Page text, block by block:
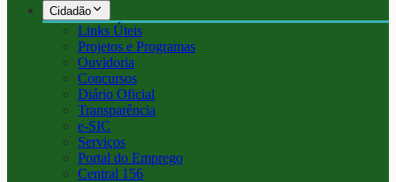
Cidadão
Links Úteis
Projetos e Programas
Ouvidoria
Concursos
Diário Oficial
Transparência
e-SIC
Serviços
Portal do Emprego
Central 156